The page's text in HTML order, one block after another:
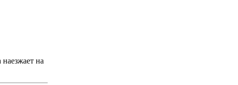
на